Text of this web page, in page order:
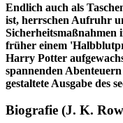
Endlich auch als
ist, herrschen Aufruhr
Sicherheitsmaßnahmen
früher einem
Harry Potter
spannenden
gestaltete Ausgabe des
Biografie (J. K.